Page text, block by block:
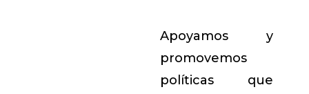
Apoyamos y
promovemos
políticas que